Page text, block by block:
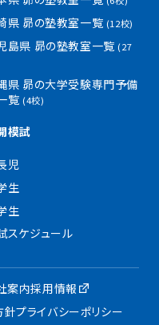
県 昴の塾教室一覧 (12校)
島県 昴の塾教室一覧(27
県 昴の大学受験専門予備
覧 (4校)
模試
児
生
生
スケジュール
案内採用情報
針プライバシーポリシー